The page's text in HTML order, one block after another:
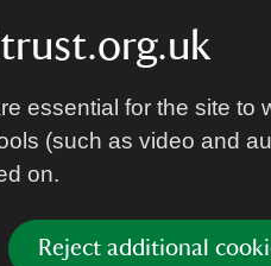
essential for the site to
(such as video and
on.
Reject additional
ar y Grisiau Mawr
nad oedd eu symud yn
ac adnabod unrhyw